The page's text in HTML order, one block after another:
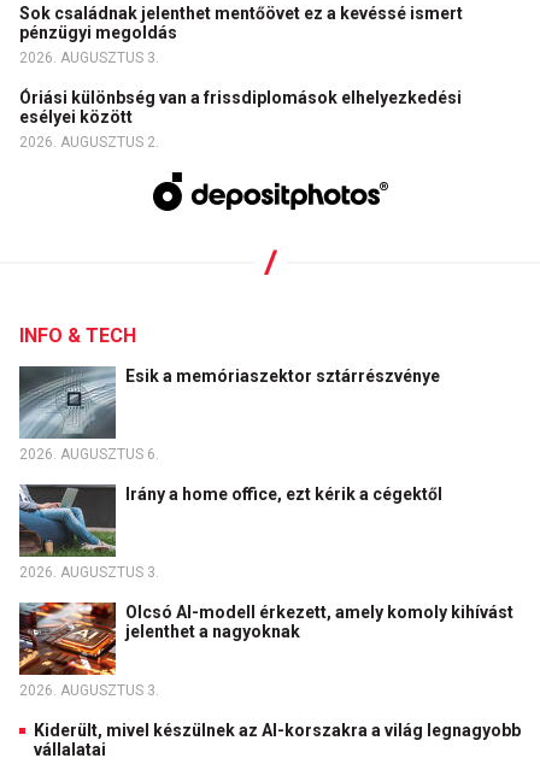
Sok családnak jelenthet mentőövet ez a kevéssé ismert
pénzügyi megoldás
2026. AUGUSZTUS 3.
Óriási különbség van a frissdiplomások elhelyezkedési
esélyei között
2026. AUGUSZTUS 2.
INFO & TECH
Esik a memóriaszektor sztárrészvénye
2026. AUGUSZTUS 6.
Irány a home office, ezt kérik a cégektől
2026. AUGUSZTUS 3.
Olcsó AI-modell érkezett, amely komoly kihívást
jelenthet a nagyoknak
2026. AUGUSZTUS 3.
Kiderült, mivel készülnek az AI-korszakra a világ legnagyobb
vállalatai